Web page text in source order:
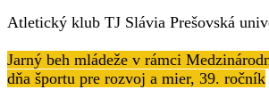
Atletický klub TJ Slávia Prešovská
Jarný beh mládeže v rámci
dňa športu pre rozvoj a mier, 39. ročník